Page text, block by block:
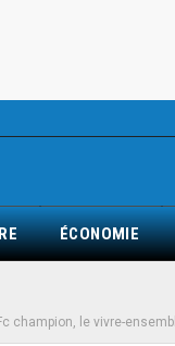
ÉCONOMIE
champion, le vivre-